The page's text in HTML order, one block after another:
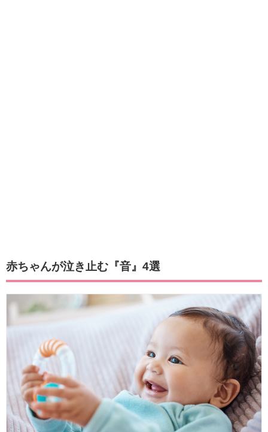
赤ちゃんが泣き止む『音』4選